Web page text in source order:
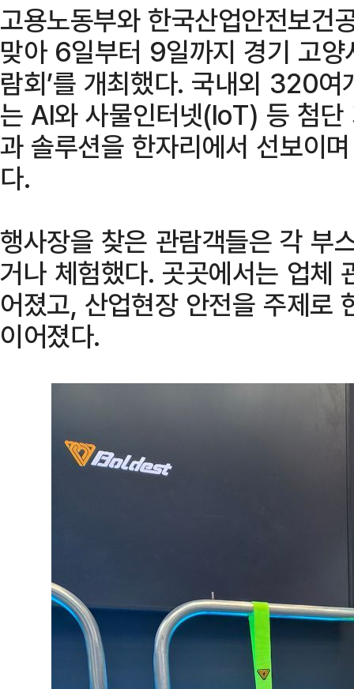
고용노동부와 한국산업안전보건
맞아 6일부터 9일까지 경기 고양
람회’를 개최했다. 국내외 320
는 AI와 사물인터넷(IoT) 등 첨
과 솔루션을 한자리에서 선보이
다.
행사장을 찾은 관람객들은 각 부
거나 체험했다. 곳곳에서는 업체
어졌고, 산업현장 안전을 주제로
이어졌다.